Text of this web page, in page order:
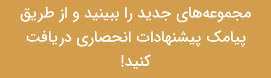
مجموعه‌های جدید را ببینید و از طریق
پیامک پیشنهادات انحصاری دریافت
کنید!